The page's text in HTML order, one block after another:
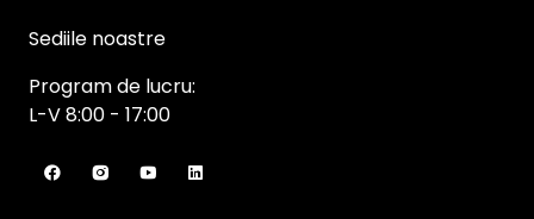
Sediile noastre
Program de lucru:
L-V 8:00 - 17:00